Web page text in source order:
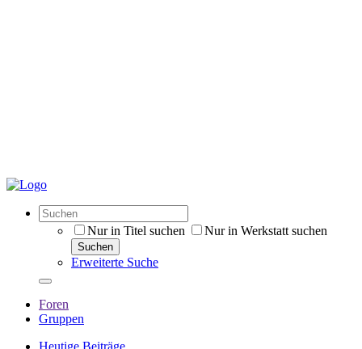
Nur in Titel suchen Nur in Werkstatt suchen
Suchen
Erweiterte Suche
Foren
Gruppen
Heutige Beiträge